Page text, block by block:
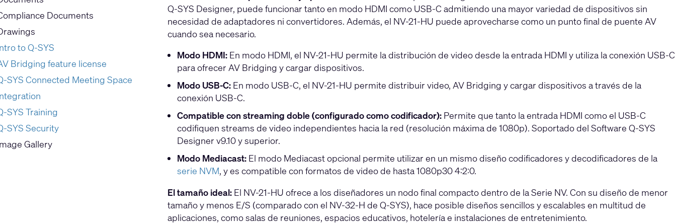
Documents
to Q-SYS
Bridging feature license
SYS Connected Meeting Space
SYS Training
SYS Security
Gallery
Q-SYS Designer, puede funcionar tanto en modo HDMI como USB-C admitiendo una mayor variedad de dispositivos sin
necesidad de adaptadores ni convertidores. Además, el NV-21-HU puede aprovecharse como un punto final de puente AV
cuando sea necesario.
Modo HDMI:En modo HDMI, el NV-21-HU permite la distribución de video desde la entrada HDMI y utiliza la conexión USB-C
para ofrecer AV Bridging y cargar dispositivos.
Modo USB-C:En modo USB-C, el NV-21-HU permite distribuir video, AV Bridging y cargar dispositivos a través de la
conexión USB-C.
Compatible con streaming doble (configurado como codificador):Permite que tanto la entrada HDMI como el USB-C
codifiquen streams de video independientes hacia la red (resolución máxima de 1080p). Soportado del Software Q-SYS
Designer v9.10 y superior.
Modo Mediacast:El modo Mediacast opcional permite utilizar en un mismo diseño codificadores y decodificadores de la
serie NVM, y es compatible con formatos de video de hasta 1080p30 4:2:0.
El tamaño ideal: El NV-21-HU ofrece a los diseñadores un nodo final compacto dentro de la Serie NV. Con su diseño de menor
tamaño y menos E/S (comparado con el NV-32-H de Q-SYS), hace posible diseños sencillos y escalables en multitud de
aplicaciones, como salas de reuniones, espacios educativos, hotelería e instalaciones de entretenimiento.